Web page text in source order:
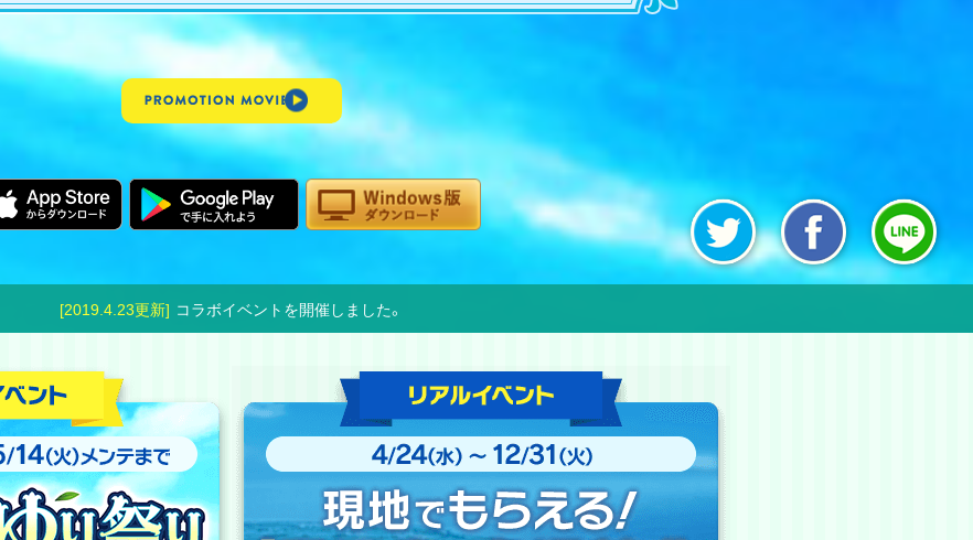
[2019.4.23更新] コラボイベントを開催しました。